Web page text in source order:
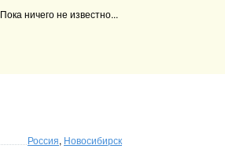
Пока ничего не известно...
Россия, Новосибирск